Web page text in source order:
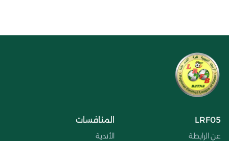
LRF05
عن الرابطة
المنافسات
الأندية